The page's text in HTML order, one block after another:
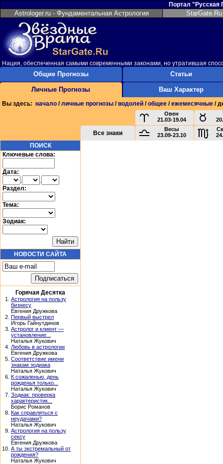
Портал "Русская
Astrologer.ru - Фундаментальная Астрология
Нация, обеспеченная самыми современными законами, но утратившая
Общие Прогнозы
Личные Прогнозы
Статьи
Ваш Характер
Вы здесь: начало /личные прогнозы /водолей /общее /ежемесячные /
Овен
21.03-19.04
Все знаки
Весы
23.09-23.10
ПОИСК
Ключевые слова:
Дата:
.
.
Раздел:
Тема:
Зодиак:
НОВОСТИ САЙТА
Горячая Десятка
1. Астрология на пользу
бизнесу
Евгения Дружкова
2. Первый выстрел
Игорь Гайнутдинов
3. Астролог и клиент —
установление...
Наталья Жукович
4. Любовь в астрологии
Евгения Дружкова
5. Соответствие имени
знакам зодиака
Наталья Жукович
6. К сожаленью, день
рожденья только...
Наталья Жукович
7. Зодиак: проверка
характеристик...
Борис Романов
8. Как справляться с
неудачами?
Наталья Жукович
9. Астрология на пользу
сексу
Евгения Дружкова
10. А ты экстремальный от
рождения?
Наталья Жукович